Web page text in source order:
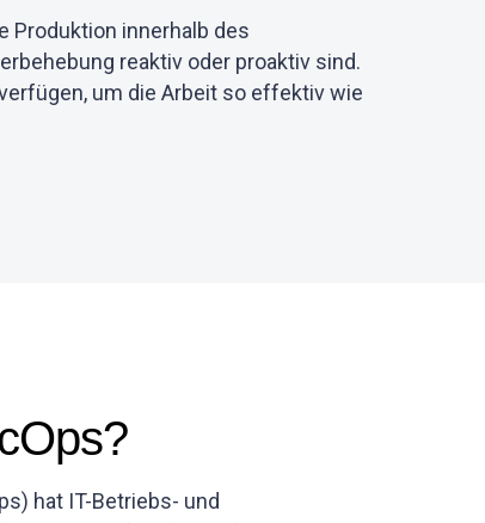
Produktion innerhalb des
reaktiv oder proaktiv sind.
um die Arbeit so effektiv wie
hat IT-Betriebs- und